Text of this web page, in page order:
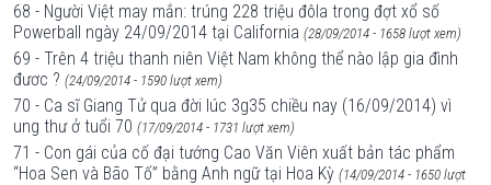
68 - Người Việt may mắn: trúng 228 triệu đôla trong đợt xổ số
Powerball ngày 24/09/2014 tại California (28/09/2014 - 1658 lượt xem)
69 - Trên 4 triệu thanh niên Việt Nam không thể nào lập gia đình
đươc ? (24/09/2014 - 1590 lượt xem)
70 - Ca sĩ Giang Tử qua đời lúc 3g35 chiều nay (16/09/2014) vì
ung thư ở tuổi 70 (17/09/2014 - 1731 lượt xem)
71 - Con gái của cố đại tướng Cao Văn Viên xuất bản tác phẩm
“Hoa Sen và Bão Tố” bằng Anh ngữ tại Hoa Kỳ (14/09/2014 - 1650 lượt